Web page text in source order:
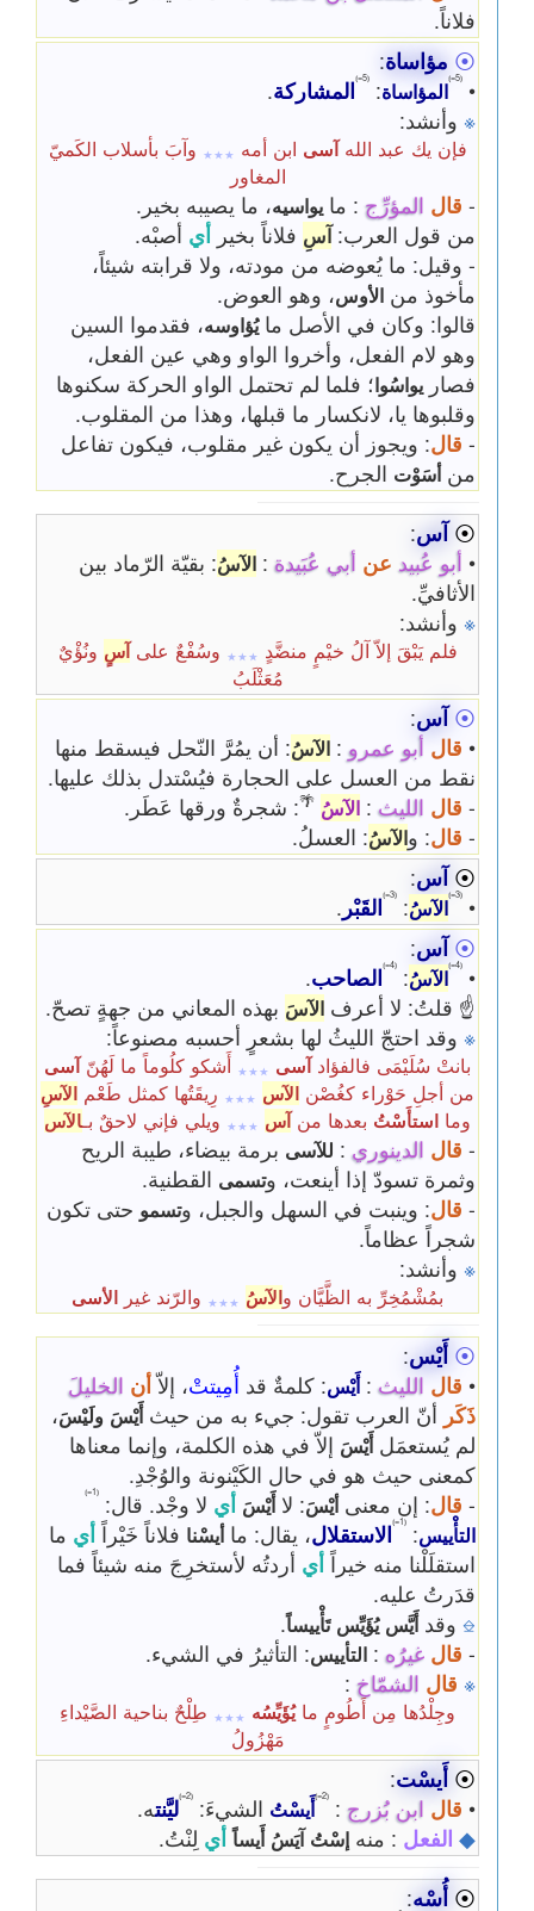
فلاناً.
⦿ مؤاساة:
•
المؤاساة: المشاركة.
※ وأنشد:
فإن يك عبد اللهآسىابن أمه ٭٭٭وآبَ بأسلاب الكَميّ
المغاور
- قال المؤرِّج : ما يواسيه، ما يصيبه بخير.
من قول العرب:آسِفلاناً بخير أيأصبْه.
- وقيل: ما يُعوضه من مودته، ولا قرابته شيئاً،
مأخوذ من الأوس، وهو العوض.
قالوا: وكان في الأصل ما يُؤاوسه، فقدموا السين
وهو لام الفعل، وأخروا الواو وهي عين الفعل،
فصار يواسُوا؛ فلما لم تحتمل الواو الحركة سكنوها
وقلبوها يا، لانكسار ما قبلها، وهذا من المقلوب.
- قال: ويجوز أن يكون غير مقلوب، فيكون تفاعل
من أسَوْتالجرح.
⦿ آس:
• أبو عُبيد عن أبي عُبَيدة : الآسُ: بقيّة الرّماد بين
الأثافيِّ.
※ وأنشد:
فلم يَبْقَ إلاّ آلُ خيْمٍ منضَّدٍ ٭٭٭وسُفْعٌ علىآسٍونُؤْيٌ
مُعَثْلَبُ
⦿ آس:
• قال أبو عمرو : الآسُ: أن يمُرَّ النّحل فيسقط منها
نقط من العسل على الحجارة فيُسْتدل بذلك عليها.
- قال الليث : الآسُ 🌴: شجرةٌ ورقها عَطَر.
- قال: والآسُ: العسلُ.
⦿ آس:
•
الآسُ: القَبْر .
⦿ آس:
•
الآسُ: الصاحب.
☝ قلتُ: لا أعرف الآسَبهذه المعاني من جهةٍ تصحّ.
※ وقد احتجّ الليثُ لها بشعرٍ أحسبه مصنوعاً:
بانتْ سُلَيْمَى فالفؤاد آسى ٭٭٭أَشكو كلُوماً ما لَهُنّ آسى
من أجلِ حَوْراء كغُصْن الآس ٭٭٭رِيقَتُها كمثل طَعْم الآسِ
وما استأَسْتُبعدها من آس ٭٭٭ويلي فإني لاحقٌ بـالآس
- قال الدينوري : للآسىبرمة بيضاء، طيبة الريح
وثمرة تسودّ إذا أينعت، وتسمىالقطنية.
- قال: وينبت في السهل والجبل، وتسموحتى تكون
شجراً عظاماً.
※ وأنشد:
بمُشْمُخِرِّ به الظَّيَّان والآسُ ٭٭٭والرّند غير الأسى
⦿ أَيْس:
• قال الليث : أَيْس: كلمةٌ قد أُمِيتتْ، إلاّأن الخليلَ
ذَكَر أنّ العرب تقول: جيء به من حيث أَيْسَ ولَيْسَ،
لم يُستعمَل أَيْسَإلاّ في هذه الكلمة، وإنما معناها
كمعنى حيث هو في حال الكَيْنونة والوُجْدِ.
- قال: إن معنى أيْسَ: لا أَيْسَأيلا وجْد. قال:
التأْييس: الاستقلال، يقال: ما أيسْنافلاناً خَيْراًأيما
استقلَلْنا منه خيراًأيأردتُه لأستخرِجَ منه شيئاً فما
قدَرتُ عليه.
⎒ وقد أَيَّس يُؤَيِّس تَأْييساً.
- قال غيرُه : التأييس: التأثيرُ في الشيء.
※ قال الشمّاخ :
وجِلْدُها مِن أَطُومٍ ما يُؤَيِّسُه ٭٭٭طِلْحٌ بناحية الصَّيْداءِ
مَهْزُولُ
⦿ أَيسْت:
• قال ابن بُزرج : أَيسْتُالشيءَ: ليَّنته.
◆ الفعل : منه إسْتُ آيَسُ أَيساًأيلِنْتُ.
⦿ أُسْه: